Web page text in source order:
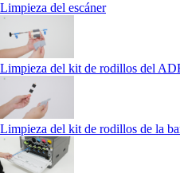
Limpieza del escáner
Limpieza del kit de rodillos del
Limpieza del kit de rodillos de la